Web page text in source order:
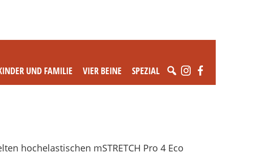
UND FAMILIE VIER BEINE SPEZIAL
hochelastischen mSTRETCH Pro 4 Eco